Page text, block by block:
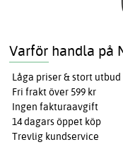
Varför handla på
Låga priser & stort utbud
Fri frakt över 599 kr
Ingen fakturaavgift
14 dagars öppet köp
Trevlig kundservice